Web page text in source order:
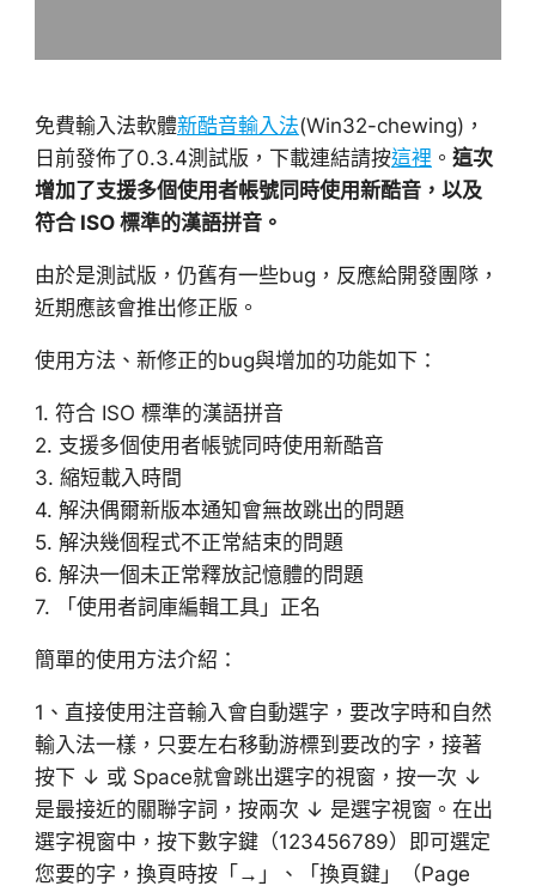
免費輸入法軟體新酷音輸入法(Win32-chewing)，
日前發佈了0.3.4測試版，下載連結請按這裡 。 這次
增加了支援多個使用者帳號同時使用新酷音，以及
符合 ISO 標準的漢語拼音。
由於是測試版，仍舊有一些bug，反應給開發團隊，
近期應該會推出修正版。
使用方法、新修正的bug與增加的功能如下：
1. 符合 ISO 標準的漢語拼音
2. 支援多個使用者帳號同時使用新酷音
3. 縮短載入時間
4. 解決偶爾新版本通知會無故跳出的問題
5. 解決幾個程式不正常結束的問題
6. 解決一個未正常釋放記憶體的問題
7. 「使用者詞庫編輯工具」正名
簡單的使用方法介紹：
1、直接使用注音輸入會自動選字，要改字時和自然
輸入法一樣，只要左右移動游標到要改的字，接著
按下 ↓ 或 Space就會跳出選字的視窗，按一次 ↓
是最接近的關聯字詞，按兩次 ↓ 是選字視窗。在出
選字視窗中，按下數字鍵（123456789）即可選定
您要的字，換頁時按「→」、「換頁鍵」（Page